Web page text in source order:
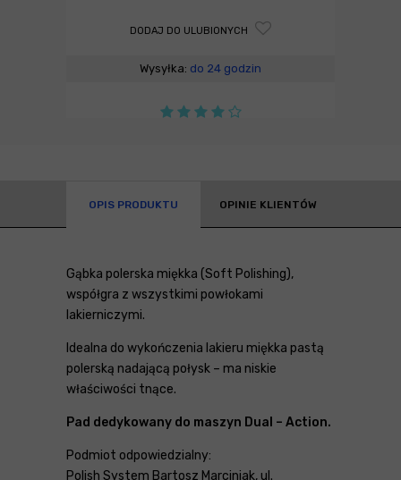
DODAJ DO ULUBIONYCH
Wysyłka: do 24 godzin
OPIS PRODUKTU OPINIE KLIENTÓW
Gąbka polerska miękka (Soft Polishing),
współgra z wszystkimi powłokami
lakierniczymi.
Idealna do wykończenia lakieru miękka pastą
polerską nadającą połysk – ma niskie
właściwości tnące.
Pad dedykowany do maszyn Dual – Action.
Podmiot odpowiedzialny:
Polish System Bartosz Marciniak, ul.